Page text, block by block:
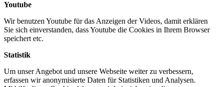
Youtube
Wir benutzen Youtube für das Anzeigen der Videos, damit erklären
Sie sich einverstanden, dass Youtube die Cookies in Ihrem Browser
speichert etc.
Statistik
Um unser Angebot und unsere Webseite weiter zu verbessern,
erfassen wir anonymisierte Daten für Statistiken und Analysen.